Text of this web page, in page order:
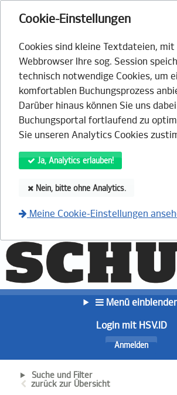
Cookie-Einstellungen
Cookies sind kleine Textdateien, mit
Webbrowser Ihre sog. Session
technisch notwendige Cookies, um
komfortablen Buchungsprozess
Darüber hinaus können Sie uns
Buchungsportal fortlaufend zu
Sie unseren Analytics Cookies
Ja, Analytics erlauben!
Nein, bitte ohne Analytics.
Meine Cookie-Einstellungen
Menü
Login mit HSV.ID
Anmelden
Suche und Filter
zurück zur Übersicht